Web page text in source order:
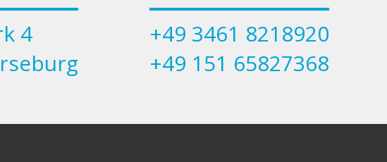
4
+49 3461 8218920
+49 151 65827368